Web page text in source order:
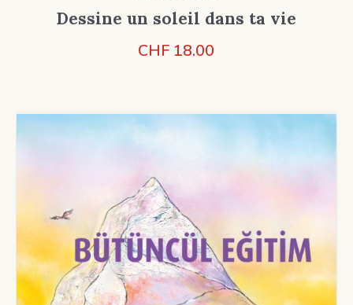
Dessine un soleil dans ta vie
CHF 18.00